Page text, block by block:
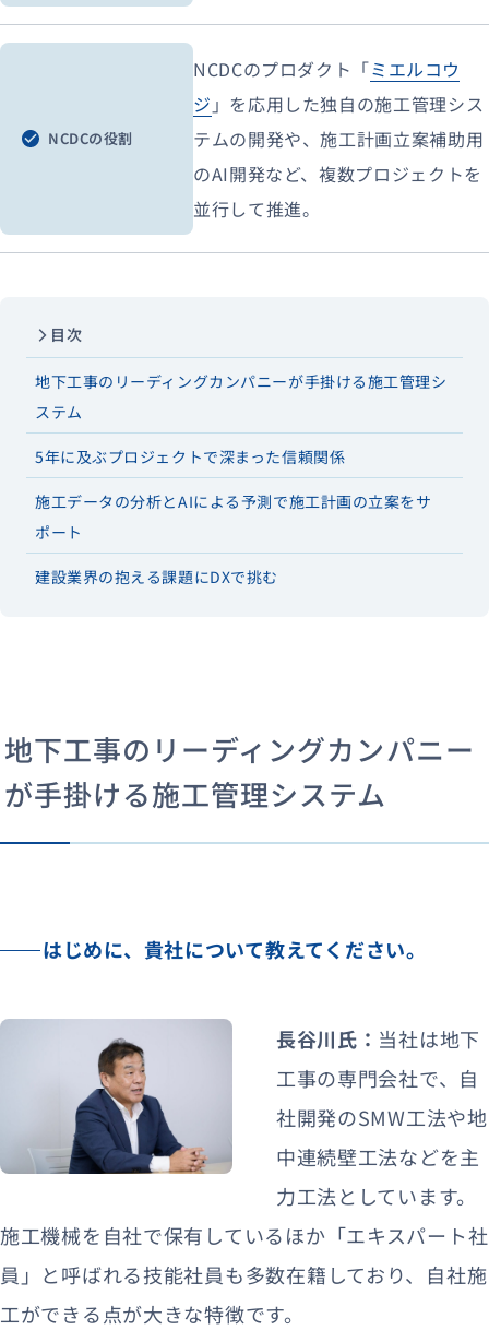
NCDCの役割
NCDCのプロダクト「ミエルコウ
ジ 」を応用した独自の施工管理シス
テムの開発や、施工計画立案補助用
のAI開発など、複数プロジェクトを
並行して推進。
目次
地下工事のリーディングカンパニーが手掛ける施工管理シ
ステム
5年に及ぶプロジェクトで深まった信頼関係
施工データの分析とAIによる予測で施工計画の立案をサ
ポート
建設業界の抱える課題にDXで挑む
地下工事のリーディングカンパニー
が手掛ける施工管理システム
はじめに、貴社について教えてください。
長谷川氏： 当社は地下
工事の専門会社で、自
社開発のSMW工法や地
中連続壁工法などを主
力工法としています。
施工機械を自社で保有しているほか「エキスパート社
員」と呼ばれる技能社員も多数在籍しており、自社施
工ができる点が大きな特徴です。